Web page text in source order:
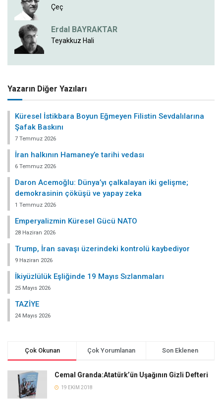
Çeç
Erdal BAYRAKTAR
Teyakkuz Hali
Yazarın Diğer Yazıları
Küresel İstikbara Boyun Eğmeyen Filistin Sevdalılarına
Şafak Baskını
7 Temmuz 2026
İran halkının Hamaney’e tarihi vedası
6 Temmuz 2026
Daron Acemoğlu: Dünya’yı çalkalayan iki gelişme;
demokrasinin çöküşü ve yapay zeka
1 Temmuz 2026
Emperyalizmin Küresel Gücü NATO
28 Haziran 2026
Trump, İran savaşı üzerindeki kontrolü kaybediyor
9 Haziran 2026
İkiyüzlülük Eşliğinde 19 Mayıs Sızlanmaları
25 Mayıs 2026
TAZİYE
24 Mayıs 2026
Çok Okunan Çok Yorumlanan Son Eklenen
Cemal Granda:Atatürk’ün Uşağının Gizli Defteri
19 EKIM 2018